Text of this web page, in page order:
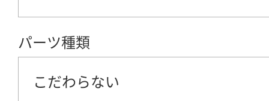
パーツ種類
こだわらない